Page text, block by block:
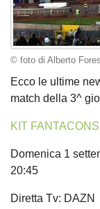
© foto di Alberto
Ecco le ultime
match della 3^
KIT
Domenica 1
20:45
Diretta Tv: DAZN